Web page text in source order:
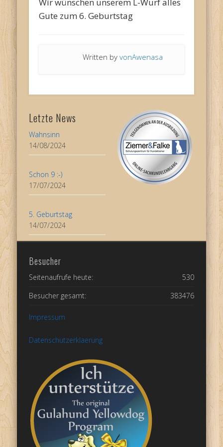
Gute zum 6. Geburtstag
Written byvonAwenasa
Letzte News
Wahnsinn
14/08/2024
Schon 9 :-)
17/07/2024
5. Geburtstag
14/07/2024
Besucher
530
Seitenaufrufe heute:
383476
Besucher gesamt:
Impressum
Datenschutzerklaerung